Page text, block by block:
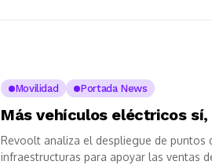
Movilidad Portada News
Más vehículos eléctricos
Revoolt analiza el despliegue de puntos
infraestructuras para apoyar las ventas